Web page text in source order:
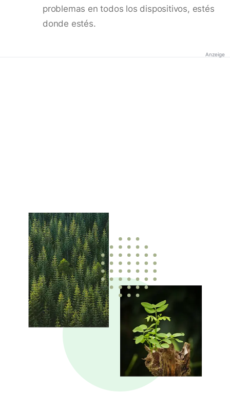
problemas en todos los dispositivos, estés
donde estés.
Anzeige